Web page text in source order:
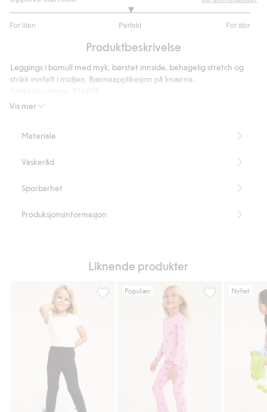
For liten Perfekt For stor
av
50
stemmer
Produktbeskrivelse
Vis mer
Leggings i bomull med myk, børstet innside, behagelig stretch og
strikk innfelt i midjen. Bjørneapplikasjon på knærne.
Materiale
Vaskeråd
Sporbarhet
Produksjonsinformasjon
Liknende produkter
Varmende leggings, Legg til i favoriter
Populær
Leggings
Nyhet